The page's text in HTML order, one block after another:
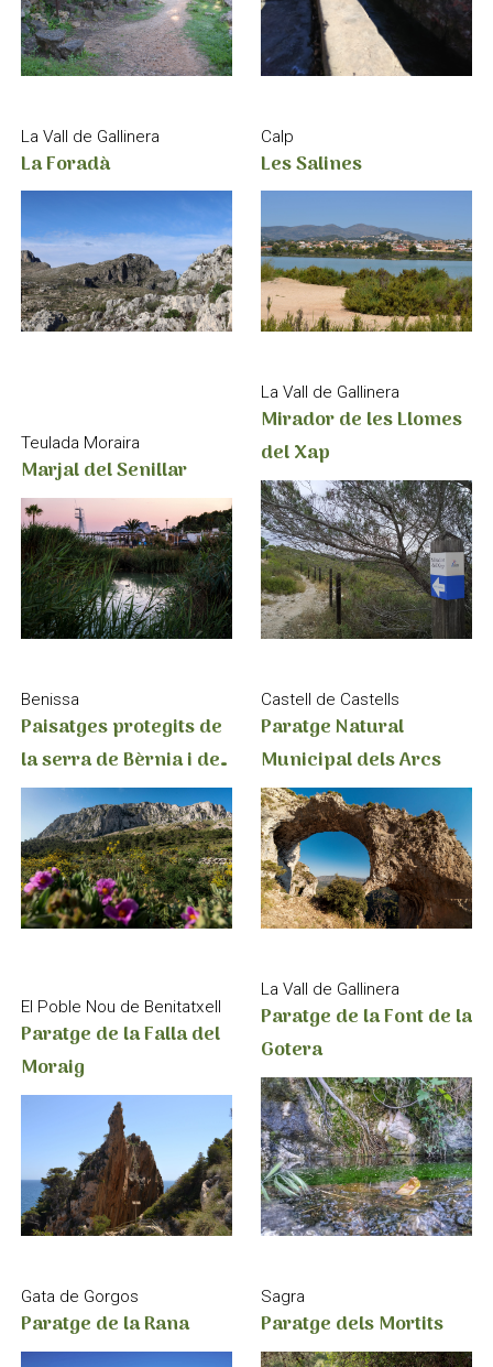
La Vall de Gallinera
La Foradà
Calp
Les Salines
Teulada Moraira
Marjal del Senillar
La Vall de Gallinera
Mirador de les Llomes
del Xap
Benissa
Paisatges protegits de
la serra de Bèrnia i del
Ferrer
Castell de Castells
Paratge Natural
Municipal dels Arcs
El Poble Nou de Benitatxell
Paratge de la Falla del
Moraig
La Vall de Gallinera
Paratge de la Font de la
Gotera
Gata de Gorgos
Paratge de la Rana
Sagra
Paratge dels Mortits